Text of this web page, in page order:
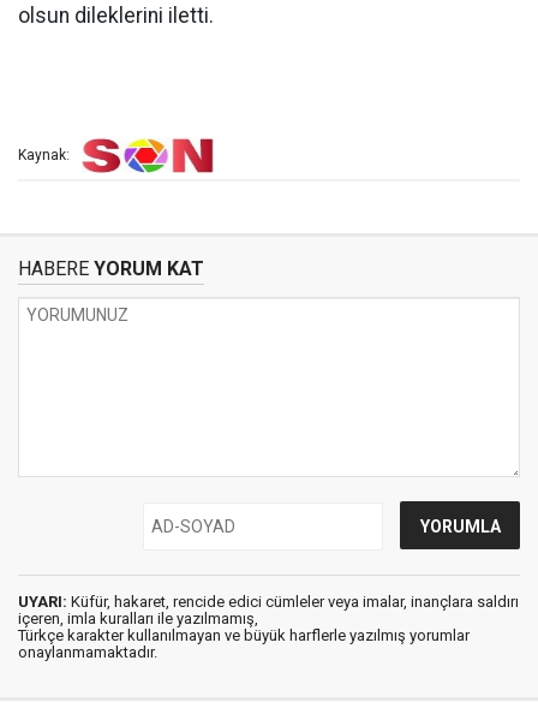
olsun dileklerini iletti.
Kaynak:
HABERE YORUM KAT
UYARI: Küfür, hakaret, rencide edici cümleler veya imalar, inançlara saldırı
içeren, imla kuralları ile yazılmamış,
Türkçe karakter kullanılmayan ve büyük harflerle yazılmış yorumlar
onaylanmamaktadır.